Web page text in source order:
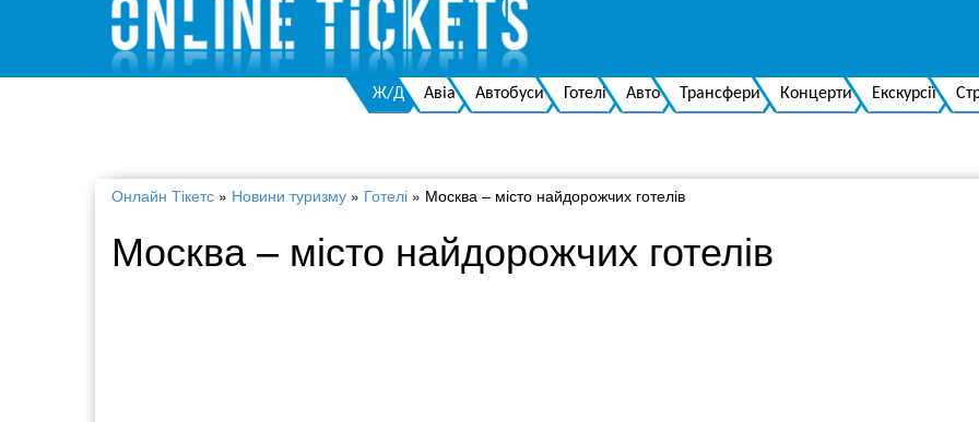
Ж/Д Авіа Автобуси Готелі Авто Трансфери Концерти Екскурсії
Онлайн Тікетс » Новини туризму » Готелі » Москва – місто найдорожчих готелів
Москва – місто найдорожчих готелів